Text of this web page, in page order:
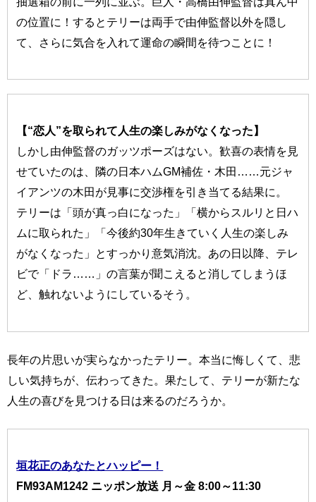
の位置に！するとテリーは両手で由伸監督以外を隠し
て、さらに気合を入れて運命の瞬間を待つことに！
【“恋人”を取られて人生の楽しみがなくなった】
しかし由伸監督のガッツポーズはない。歓喜の表情を見
せていたのは、隣の日本ハムGM補佐・木田……元ジャ
イアンツの木田が見事に交渉権を引き当てる結果に。
テリーは「頭が真っ白になった」「横からスルリと日ハ
ムに取られた」「今後約30年生きていく人生の楽しみ
がなくなった」とすっかり意気消沈。あの日以降、テレ
ビで「ドラ……」の言葉が聞こえると消してしまうほ
ど、触れないようにしているそう。
長年の片思いが実らなかったテリー。本当に悔しくて、悲
しい気持ちが、伝わってきた。果たして、テリーが新たな
人生の喜びを見つける日は来るのだろうか。
垣花正のあなたとハッピー！
FM93AM1242 ニッポン放送 月～金 8:00～11:30